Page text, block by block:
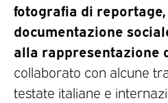
fotografia di
documentazione
alla rappresentazione
collaborato con alcune
testate italiane e